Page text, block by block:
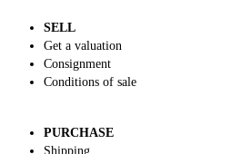
SELL
Get a valuation
Consignment
Conditions of sale
PURCHASE
Shipping